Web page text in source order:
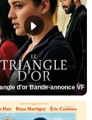
d'or Bande-annonce VF